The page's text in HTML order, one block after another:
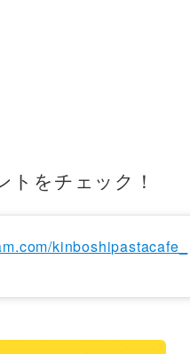
トをチェック！
kinboshipastacafe_